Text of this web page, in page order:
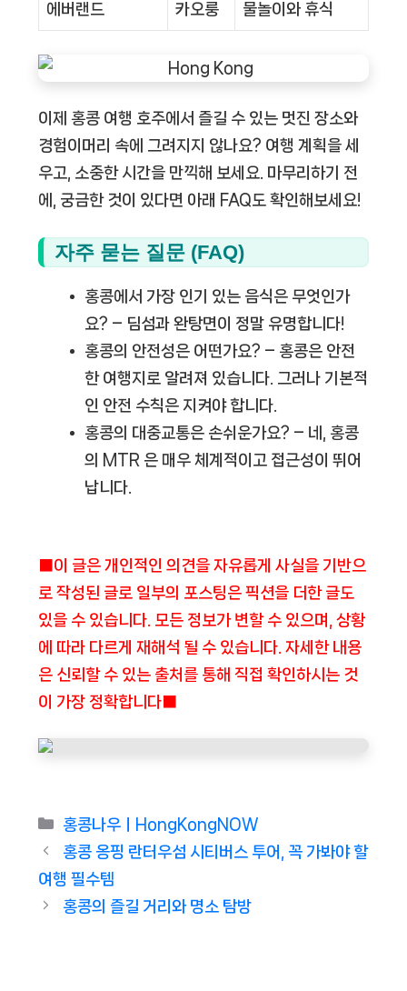
에버랜드 카오룽 물놀이와 휴식
이제 홍콩 여행 호주에서 즐길 수 있는 멋진 장소와
경험이머리 속에 그려지지 않나요? 여행 계획을 세
우고, 소중한 시간을 만끽해 보세요. 마무리하기 전
에, 궁금한 것이 있다면 아래 FAQ도 확인해보세요!
자주 묻는 질문 (FAQ)
홍콩에서 가장 인기 있는 음식은 무엇인가
요? – 딤섬과 완탕면이 정말 유명합니다!
홍콩의 안전성은 어떤가요? – 홍콩은 안전
한 여행지로 알려져 있습니다. 그러나 기본적
인 안전 수칙은 지켜야 합니다.
홍콩의 대중교통은 손쉬운가요? – 네, 홍콩
의 MTR 은 매우 체계적이고 접근성이 뛰어
납니다.
■이 글은 개인적인 의견을 자유롭게 사실을 기반으
로 작성된 글로 일부의 포스팅은 픽션을 더한 글도
있을 수 있습니다. 모든 정보가 변할 수 있으며, 상황
에 따라 다르게 재해석 될 수 있습니다. 자세한 내용
은 신뢰할 수 있는 출처를 통해 직접 확인하시는 것
이 가장 정확합니다■
Categories
홍콩나우ㅣHongKongNOW
홍콩 옹핑 란터우섬 시티버스 투어, 꼭 가봐야 할
여행 필수템
홍콩의 즐길 거리와 명소 탐방